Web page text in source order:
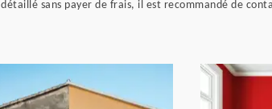
détaillé sans payer de frais, il est recommandé de